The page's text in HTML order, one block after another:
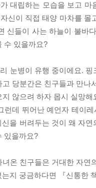
대립하는 모습을 보고
신이 직접 태양 마차를
신들이 사는 하늘이 불바
수 있을까요?
눈병이 유행 중이에요.
당분간은 친구들과 만
않으려 하자 몹시 실망
런데 뛰어난 예언자 테이
을 버려두는 것이 왜 자
있을까요?
온 친구들은 거대한 자
지 궁금하다면 『신통한